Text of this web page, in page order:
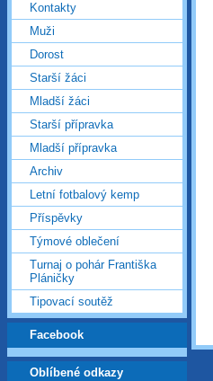
Kontakty
Muži
Dorost
Starší žáci
Mladší žáci
Starší přípravka
Mladší přípravka
Archiv
Letní fotbalový kemp
Příspěvky
Týmové oblečení
Turnaj o pohár Františka
Pláničky
Tipovací soutěž
Facebook
Oblíbené odkazy